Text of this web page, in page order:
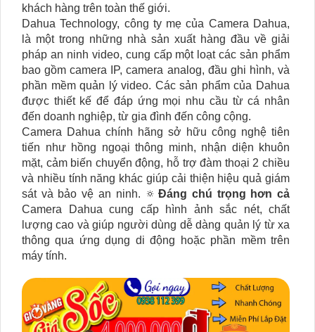
khách hàng trên toàn thế giới.
Dahua Technology, công ty mẹ của Camera Dahua,
là một trong những nhà sản xuất hàng đầu về giải
pháp an ninh video, cung cấp một loạt các sản phẩm
bao gồm camera IP, camera analog, đầu ghi hình, và
phần mềm quản lý video. Các sản phẩm của Dahua
được thiết kế để đáp ứng mọi nhu cầu từ cá nhân
đến doanh nghiệp, từ gia đình đến công cộng.
Camera Dahua chính hãng sở hữu công nghệ tiên
tiến như hồng ngoại thông minh, nhận diện khuôn
mặt, cảm biến chuyển động, hỗ trợ đàm thoại 2 chiều
và nhiều tính năng khác giúp cải thiện hiệu quả giám
sát và bảo vệ an ninh. 🔅Đáng chú trọng hơn cả
Camera Dahua cung cấp hình ảnh sắc nét, chất
lượng cao và giúp người dùng dễ dàng quản lý từ xa
thông qua ứng dụng di động hoặc phần mềm trên
máy tính.